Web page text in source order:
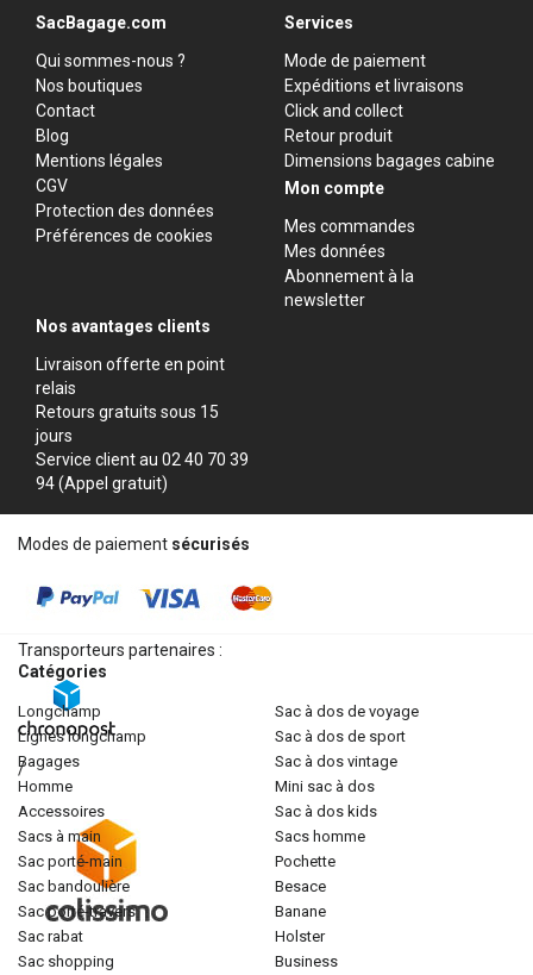
SacBagage.com
Qui sommes-nous ?
Nos boutiques
Contact
Blog
Mentions légales
CGV
Protection des données
Préférences de cookies
Services
Mode de paiement
Expéditions et livraisons
Click and collect
Retour produit
Dimensions bagages cabine
Mon compte
Mes commandes
Mes données
Abonnement à la
newsletter
Nos avantages clients
Livraison offerte en point
relais
Retours gratuits sous 15
jours
Service client au 02 40 70 39
94 (Appel gratuit)
Modes de paiement sécurisés
Transporteurs partenaires :
/
Catégories
longchamp
lignes longchamp
bagages
homme
accessoires
sacs à main
sac porté-main
sac bandoulière
sac porté-travers
sac rabat
sac shopping
sac à dos de voyage
sac à dos de sport
sac à dos vintage
mini sac à dos
sac à dos kids
sacs homme
pochette
besace
banane
holster
business